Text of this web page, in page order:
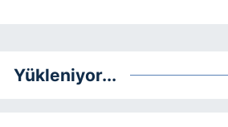
Yükleniyor...